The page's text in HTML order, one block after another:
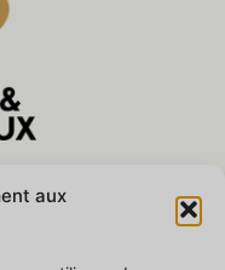
aux